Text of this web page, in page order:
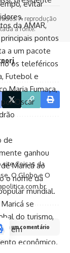
evitar
Coisas da
O Globo e O
um comentário
da AMAR,
pontos
a um pacote
os teleféricos
Futebol e
Maria Fumaça,
Oscar
de
ganhou
Maricá ao
o nome da
mundial.
se
do turismo,
em
econômico.
A reprodução
a fonte.